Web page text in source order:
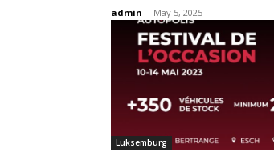
admin - May 5, 2025
Luksemburg